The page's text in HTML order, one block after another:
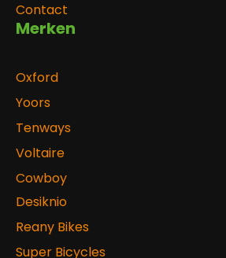
Contact
Merken
Oxford
Yoors
Tenways
Voltaire
Cowboy
Desiknio
Reany Bikes
Super Bicycles